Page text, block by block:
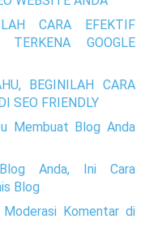
CARA EFEKTIF
GOOGLE
BEGINILAH CARA
SEO FRIENDLY
Membuat Blog Anda
Anda, Ini Cara
Blog
Komentar di